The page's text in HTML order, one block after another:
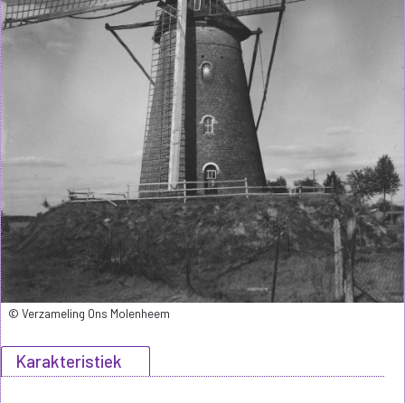
Karakteristiek
© Verzameling Ons Molenheem